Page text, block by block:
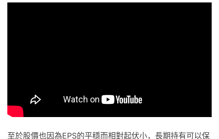
至於股價也因為EPS的平穩而相對起伏小，長期持有可以保